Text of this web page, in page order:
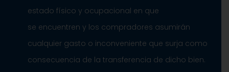
estado físico y ocupacional en que
se encuentren y los compradores asumirán
cualquier gasto o inconveniente que surja como
consecuencia de la transferencia de dicho bien.